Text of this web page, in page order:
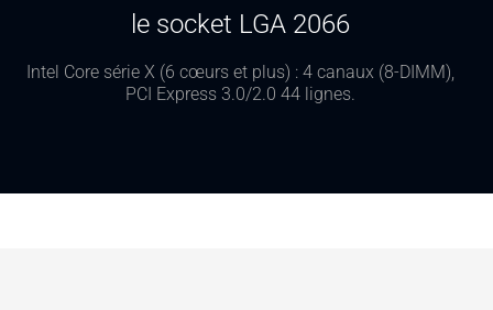
le socket LGA 2066
Intel Core série X (6 cœurs et plus) : 4 canaux (8-DIMM),
PCI Express 3.0/2.0 44 lignes.